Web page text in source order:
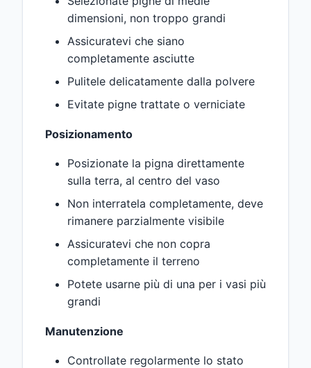
dimensioni, non troppo grandi
Assicuratevi che siano
completamente asciutte
Pulitele delicatamente dalla polvere
Evitate pigne trattate o verniciate
Posizionamento
Posizionate la pigna direttamente
sulla terra, al centro del vaso
Non interratela completamente, deve
rimanere parzialmente visibile
Assicuratevi che non copra
completamente il terreno
Potete usarne più di una per i vasi più
grandi
Manutenzione
Controllate regolarmente lo stato